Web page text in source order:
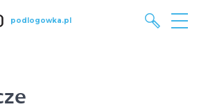
podlogowka.pl